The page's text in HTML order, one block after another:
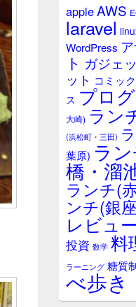
ジ
ッ
ト
appleAWS
laravel
WordPress
ト ガジェ
ット コミック
ス プロ
大崎) ラン
(浜松町・三田)
葉原) ラ
橋・溜
ランチ(
ンチ(銀
レビュー
投資 数学 料
ラーニング 糖質
べ歩き